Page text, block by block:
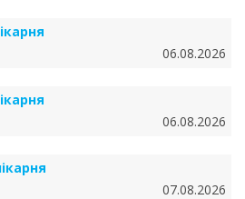
06.08.2026
06.08.2026
07.08.2026